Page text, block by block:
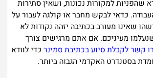
שהפניות למקורות נכונות, ושאין סתירות
כדאי לבקש מחבר או קולגה לעבור על
שאינו מעורב בכתיבה יזהה נקודות לא
מעיניכם. אם אתם מרגישים צורך
קשר לקבלת סיוע בכתיבת סמינר כדי לוודא
בסטנדרט האקדמי הגבוה ביותר.